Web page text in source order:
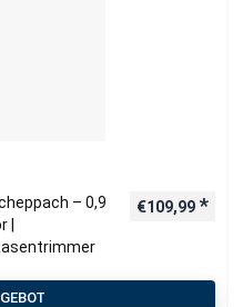
– 0,9
|
€109,99